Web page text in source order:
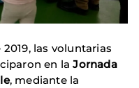
las voluntarias
en laJornada
, mediante la